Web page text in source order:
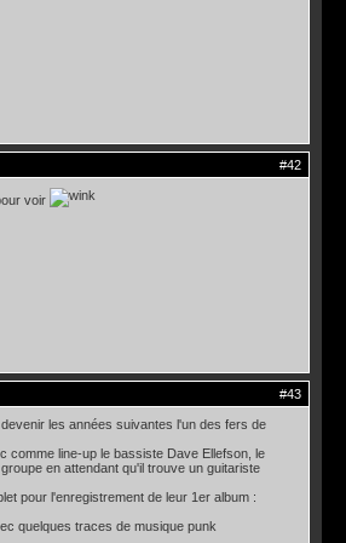
#42
voir
#43
les années suivantes l'un des fers de
comme line-up le bassiste Dave Ellefson, le
en attendant qu'il trouve un guitariste
pour l'enregistrement de leur 1er album :
quelques traces de musique punk